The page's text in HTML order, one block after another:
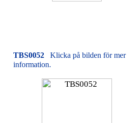
TBS0052
Klicka på bilden för mer
information.